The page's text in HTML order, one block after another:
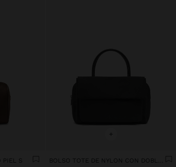
PIEL S
+
BOLSO TOTE DE NYLON CON DOBLE SOLAPA